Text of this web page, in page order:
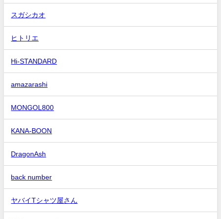
スガシカオ
ヒトリエ
Hi-STANDARD
amazarashi
MONGOL800
KANA-BOON
DragonAsh
back number
ヤバイTシャツ屋さん